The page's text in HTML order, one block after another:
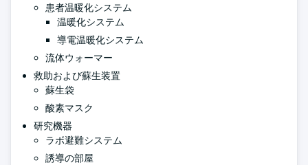
患者温暖化システム
温暖化システム
導電温暖化システム
流体ウォーマー
救助および蘇生装置
蘇生袋
酸素マスク
研究機器
ラボ避難システム
誘導の部屋